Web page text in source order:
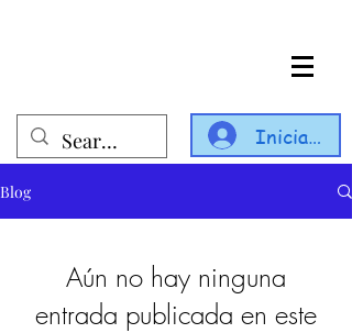
Iniciar
Blog
Aún no hay ninguna
entrada publicada en este